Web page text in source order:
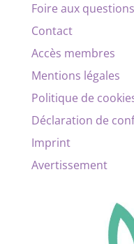
Foire aux questions
Contact
Accès membres
Mentions légales
Politique de
Déclaration de
Imprint
Avertissement